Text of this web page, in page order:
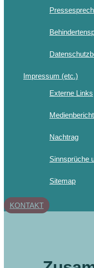
Impressum (etc.)
Externe Links
Nachtrag
Sinnsprüche
Sitemap
KONTAKT